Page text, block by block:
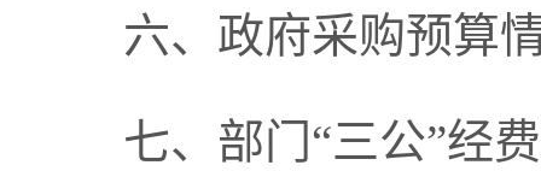
六、政府采购预算
七、部门“三公”经